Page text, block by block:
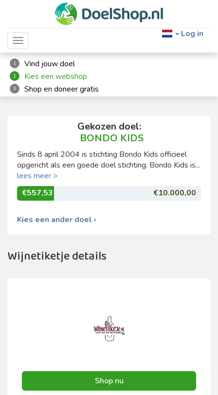
Toggle navigation
Log in
1 Vind jouw doel
2 Kies een webshop
3 Shop en doneer gratis
Gekozen doel:
BONDO KIDS
Sinds 8 april 2004 is stichting Bondo Kids officieel
opgericht als een goede doel stichting. Bondo Kids is...
lees meer >
€557,53
€10.000,00
Kies een ander doel ›
Wijnetiketje details
Shop nu